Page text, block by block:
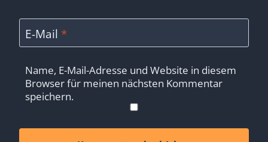
E-Mail *
Name, E-Mail-Adresse und Website in diesem
Browser für meinen nächsten Kommentar
speichern.